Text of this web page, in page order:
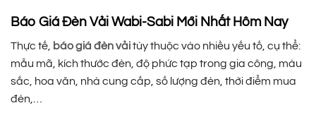
Báo Giá Đèn Vải Wabi-Sabi Mới Nhất Hôm Nay
Thực tế, báo giá đèn vảitùy thuộc vào nhiều yếu tố, cụ thể:
mẫu mã, kích thước đèn, độ phức tạp trong gia công, màu
sắc, hoa văn, nhà cung cấp, số lượng đèn, thời điểm mua
đèn,…